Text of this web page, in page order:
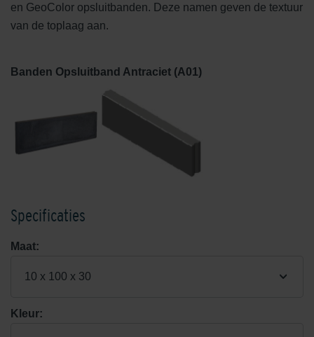
en GeoColor opsluitbanden. Deze namen geven de textuur
van de toplaag aan.
Banden Opsluitband Antraciet (A01)
Specificaties
Maat:
10 x 100 x 30
Kleur: